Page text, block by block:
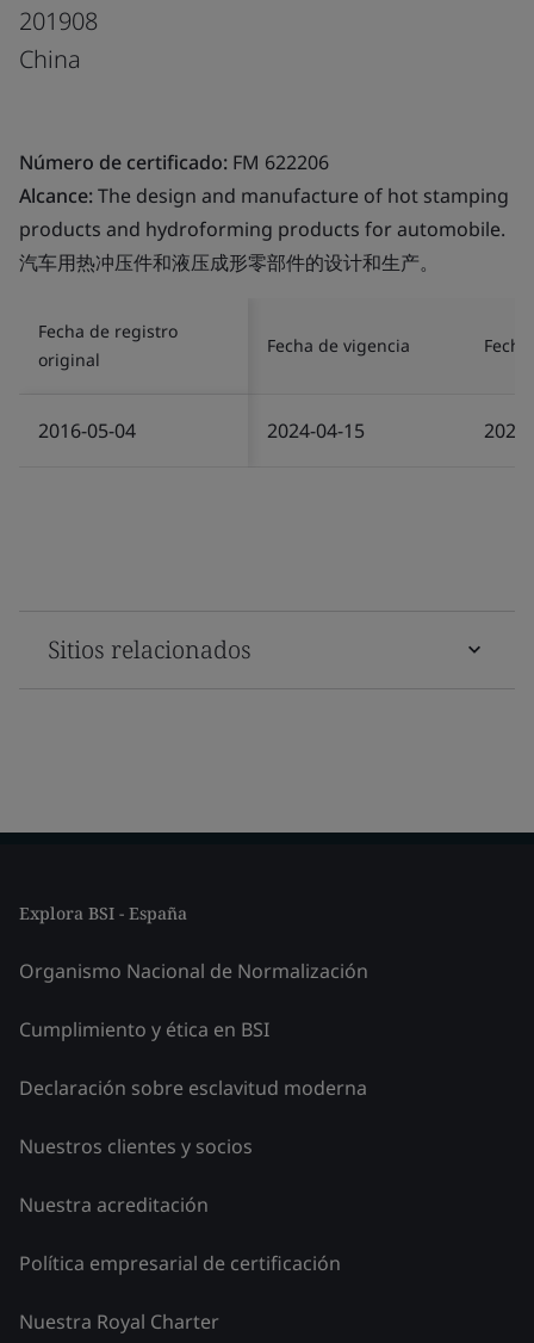
201908
China
Número de certificado: FM 622206
Alcance:The design and manufacture of hot stamping
products and hydroforming products for automobile.
汽车用热冲压件和液压成形零部件的设计和生产。
Fecha de registro
original
Fecha de vigencia
2016-05-04 2024-04-15
Sitios relacionados
Explora BSI - España
Organismo Nacional de Normalización
Cumplimiento y ética en BSI
Declaración sobre esclavitud moderna
Nuestros clientes y socios
Nuestra acreditación
Política empresarial de certificación
Nuestra Royal Charter